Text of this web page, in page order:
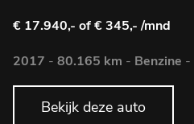
€ 17.940,- of € 345,- /mnd
2017 - 80.165 km - Benzine -
Bekijk deze auto